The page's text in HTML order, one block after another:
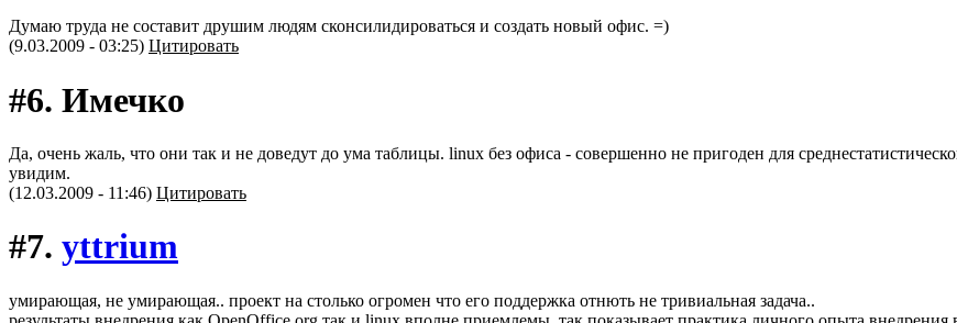
Думаю труда не составит друшим людям сконсилидироваться и создать новый офис. =)
(9.03.2009 - 03:25) Цитировать
#6. Имечко
Да, очень жаль, что они так и не доведут до ума таблицы. linux без офиса - совершенно не пригоден для
увидим.
(12.03.2009 - 11:46) Цитировать
#7. yttrium
умирающая, не умирающая.. проект на столько огромен что его поддержка отнють не тривиальная задача..